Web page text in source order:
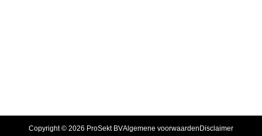
Copyright © 2026 ProSekt BVAlgemene voorwaardenDisclaimer